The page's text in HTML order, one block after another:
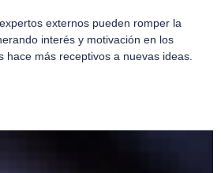
externos pueden romper la
interés y motivación en los
hace más receptivos a nuevas ideas.